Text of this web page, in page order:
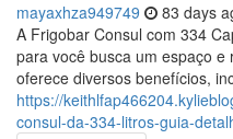
mayaxhza949749 83 days
A Frigobar Consul com 334
para você busca um espaço
oferece diversos benefícios,
https://
consul-da-334-litros-guia-